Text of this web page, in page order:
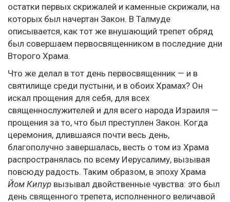
остатки первых скрижалей и каменные скрижали, на
которых был начертан Закон. В Талмуде
описывается, как тот же внушающий трепет обряд
был совершаем первосвященником в последние дни
Второго Храма.
Что же делал в тот день первосвященник — и в
святилище среди пустыни, и в обоих Храмах? Он
искал прощения для себя, для всех
священнослужителей и для всего народа Израиля —
прощения за то, что был преступлен Закон. Когда
церемония, длившаяся почти весь день,
благополучно завершалась, весть о том из Храма
распространялась по всему Иерусалиму, вызывая
повсюду радость. Таким образом, в эпоху Храма
Йом Кипур вызывал двойственные чувства: это был
день священного трепета, исполненного величавой